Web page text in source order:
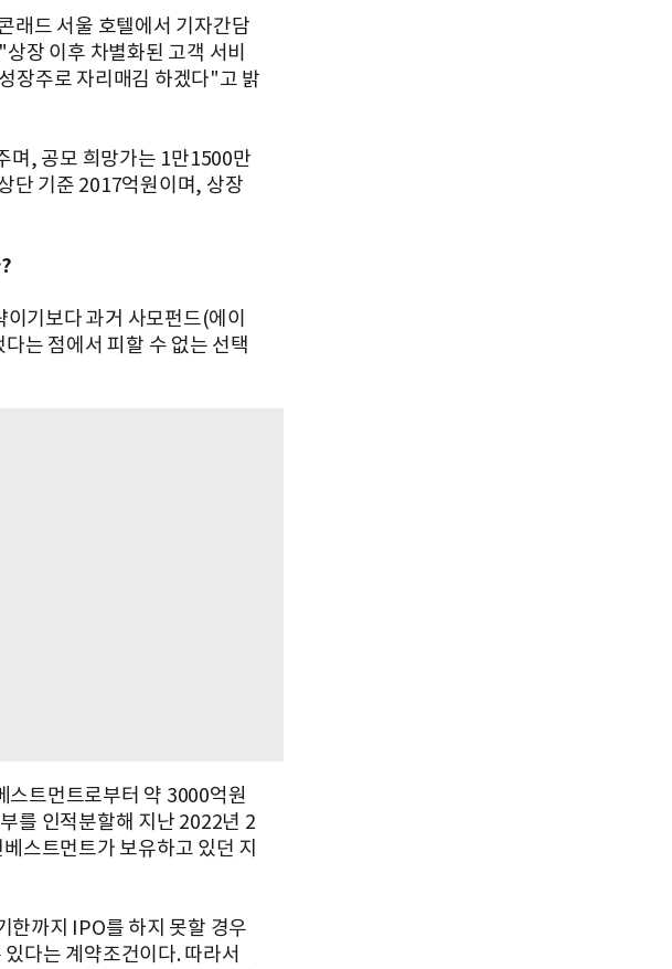
래드 서울 호텔에서 기자간담
장 이후 차별화된 고객 서비
장주로 자리매김 하겠다"고 밝
며, 공모 희망가는 1만1500만
단 기준 2017억원이며, 상장
기보다 과거 사모펀드(에이
는 점에서 피할 수 없는 선택
스트먼트로부터 약 3000억원
를 인적분할해 지난 2022년 2
스트먼트가 보유하고 있던 지
한까지 IPO를 하지 못할 경우
다는 계약조건이다. 따라서